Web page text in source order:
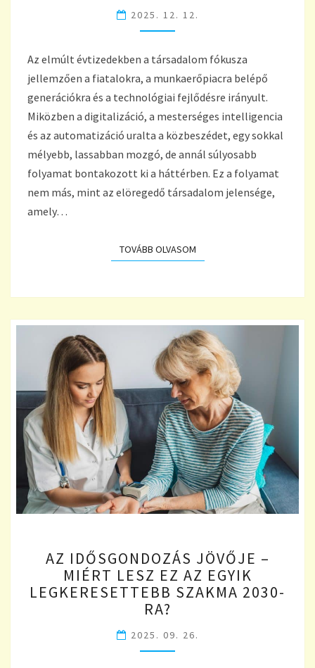
LESZ
EGYRE
SZÜKSÉG
IDŐSGONDOZÓKRA?
2025. 12. 12.
Az elmúlt évtizedekben a társadalom fókusza
jellemzően a fiatalokra, a munkaerőpiacra belépő
generációkra és a technológiai fejlődésre irányult.
Miközben a digitalizáció, a mesterséges intelligencia
és az automatizáció uralta a közbeszédet, egy sokkal
mélyebb, lassabban mozgó, de annál súlyosabb
folyamat bontakozott ki a háttérben. Ez a folyamat
nem más, mint az elöregedő társadalom jelensége,
amely…
TOVÁBB OLVASOMTOVÁBB OLVASOM
IDŐSGONDOZÁS
JÖVŐJE
–
MIÉRT
EZ
AZ
AZ IDŐSGONDOZÁS JÖVŐJE –
MIÉRT LESZ EZ AZ EGYIK
LEGKERESETTEBB SZAKMA 2030-
RA?
2025. 09. 26.